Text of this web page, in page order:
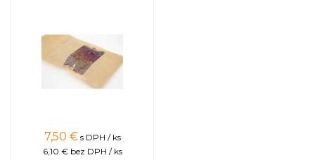
7,50 € s DPH / ks
6,10 € bez DPH / ks